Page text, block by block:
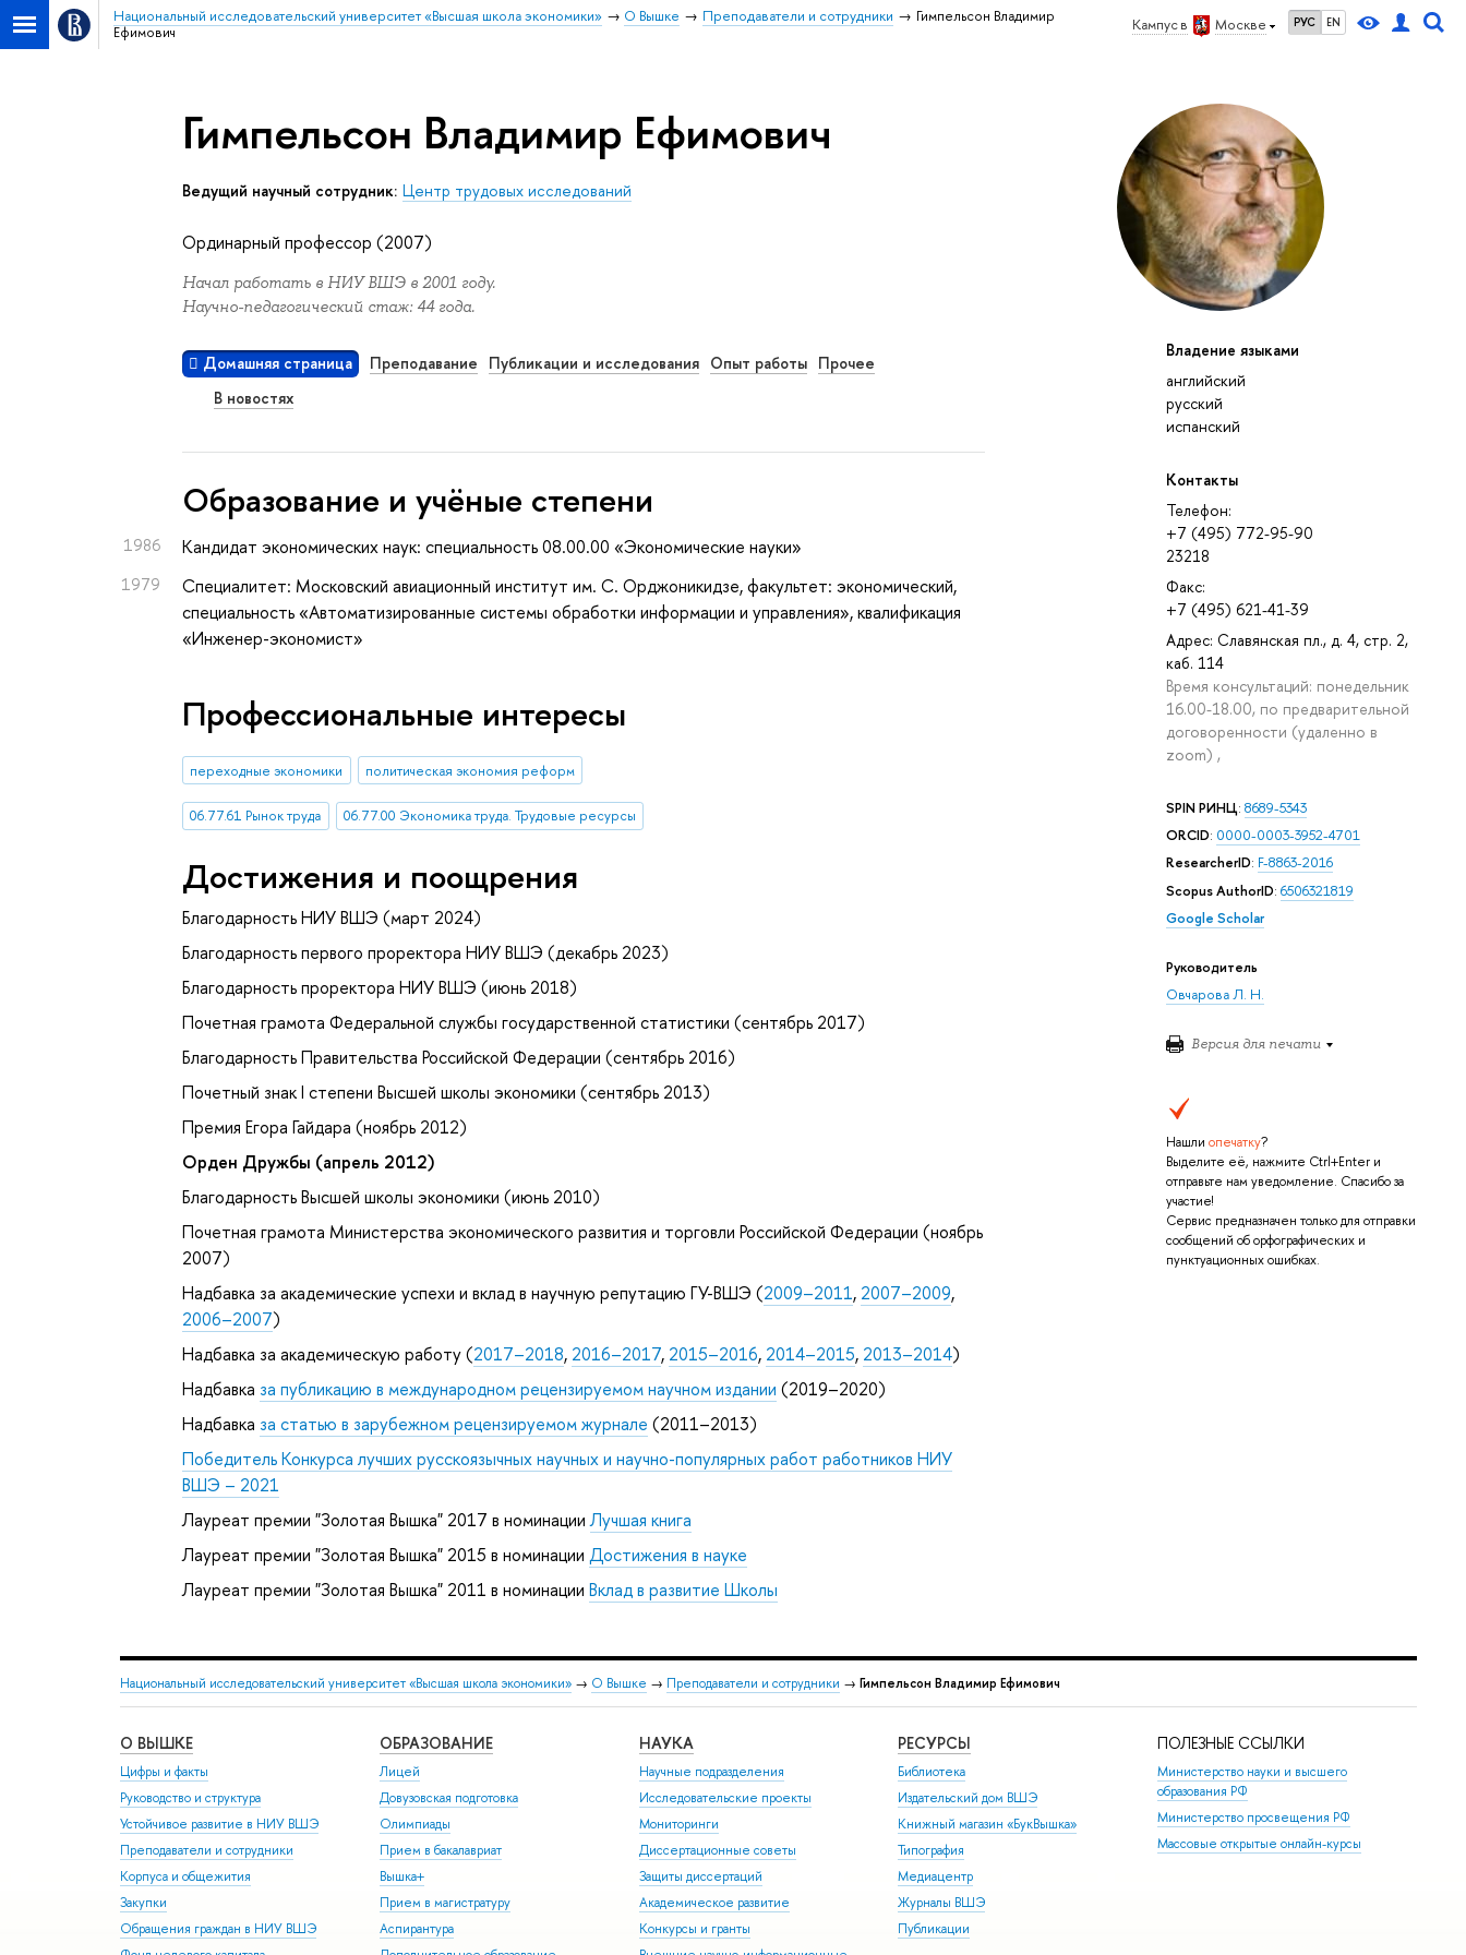
Кампус в Москве РУС EN
Национальный исследовательский университет «Высшая школа экономики» О Вышке Преподаватели и сотрудники
Гимпельсон Владимир
Ефимович
Владение языками
английский
русский
испанский
Контакты
Телефон:
+7 (495) 772-95-90
23218
Факс:
+7 (495) 621-41-39
Адрес: Славянская пл., д. 4, стр. 2,
каб. 114
Время консультаций: понедельник
16.00-18.00, по предварительной
договоренности (удаленно в
zoom) ,
SPIN РИНЦ: 8689-5343
ORCID: 0000-0003-3952-4701
ResearcherID: F-8863-2016
Scopus AuthorID: 6506321819
Google Scholar
Руководитель
Овчарова Л. Н.
Версия для печати
Нашли опечатку?
Выделите её, нажмите Ctrl+Enter и
отправьте нам уведомление. Спасибо за
участие!
Сервис предназначен только для отправки
сообщений об орфографических и
пунктуационных ошибках.
Гимпельсон Владимир Ефимович
Ведущий научный сотрудник: Центр трудовых исследований
Ординарный профессор (2007)
Начал работать в НИУ ВШЭ в 2001 году.
Научно-педагогический стаж: 44 года.
Домашняя страница Преподавание Публикации и исследования Опыт работы Прочее
В новостях
Oбразование и учёные степени
1986 Кандидат экономических наук: специальность 08.00.00 «Экономические науки»
1979
Специалитет: Московский авиационный институт им. С. Орджоникидзе, факультет: экономический,
специальность «Автоматизированные системы обработки информации и управления», квалификация
«Инженер-экономист»
Профессиональные интересы
переходные экономики политическая экономия реформ
06.77.61 Рынок труда 06.77.00 Экономика труда. Трудовые ресурсы
Достижения и поощрения
Благодарность НИУ ВШЭ (март 2024)
Благодарность первого проректора НИУ ВШЭ (декабрь 2023)
Благодарность проректора НИУ ВШЭ (июнь 2018)
Почетная грамота Федеральной службы государственной статистики (сентябрь 2017)
Благодарность Правительства Российской Федерации (сентябрь 2016)
Почетный знак I степени Высшей школы экономики (сентябрь 2013)
Премия Егора Гайдара (ноябрь 2012)
Орден Дружбы (апрель 2012)
Благодарность Высшей школы экономики (июнь 2010)
Почетная грамота Министерства экономического развития и торговли Российской Федерации (ноябрь
2007)
Надбавка за академические успехи и вклад в научную репутацию ГУ-ВШЭ (2009–2011, 2007–2009,
2006–2007)
Надбавка за академическую работу (2017–2018, 2016–2017, 2015–2016, 2014–2015, 2013–2014)
Надбавка за публикацию в международном рецензируемом научном издании (2019–2020)
Надбавка за статью в зарубежном рецензируемом журнале (2011–2013)
Победитель Конкурса лучших русскоязычных научных и научно-популярных работ работников НИУ
ВШЭ – 2021
Лауреат премии "Золотая Вышка" 2017 в номинацииЛучшая книга
Лауреат премии "Золотая Вышка" 2015 в номинацииДостижения в науке
Лауреат премии "Золотая Вышка" 2011 в номинацииВклад в развитие Школы
Национальный исследовательский университет «Высшая школа экономики» → О Вышке → Преподаватели и сотрудники → Гимпельсон Владимир Ефимович
О ВЫШКЕ
Цифры и факты
Руководство и структура
Устойчивое развитие в НИУ ВШЭ
Преподаватели и сотрудники
Корпуса и общежития
Закупки
Обращения граждан в НИУ ВШЭ
ОБРАЗОВАНИЕ
Лицей
Довузовская подготовка
Олимпиады
Прием в бакалавриат
Вышка+
Прием в магистратуру
Аспирантура
НАУКА
Научные подразделения
Исследовательские проекты
Мониторинги
Диссертационные советы
Защиты диссертаций
Академическое развитие
Конкурсы и гранты
РЕСУРСЫ
Библиотека
Издательский дом ВШЭ
Книжный магазин «БукВышка»
Типография
Медиацентр
Журналы ВШЭ
Публикации
ПОЛЕЗНЫЕ ССЫЛКИ
Министерство науки и высшего
образования РФ
Министерство просвещения РФ
Массовые открытые онлайн-курсы